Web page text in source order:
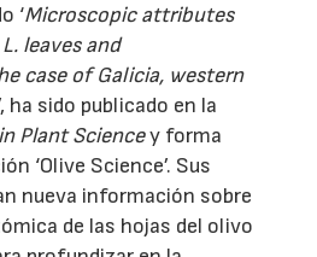
‘Microscopic attributes
leaves and
case of Galicia, western
ha sido publicado en la
Plant Sciencey forma
‘Olive Science’. Sus
nueva información sobre
de las hojas del olivo